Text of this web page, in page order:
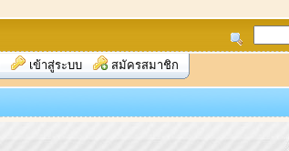
เข้าสู่ระบบ สมัครสมาชิก